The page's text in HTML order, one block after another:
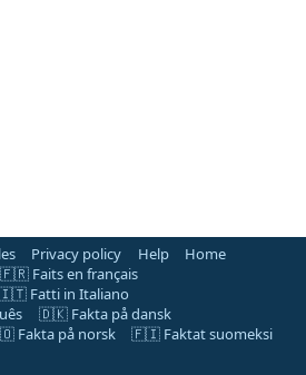
Privacy policy Help
Home
🇫🇷 Faits en français
Fatti in Italiano
🇩🇰 Fakta på dansk
Fakta på norsk
🇫🇮 Faktat suomeksi